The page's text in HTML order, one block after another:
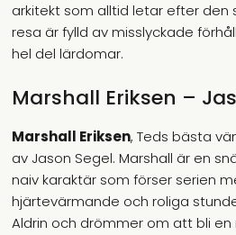
arkitekt som alltid letar efter den
resa är fylld av misslyckade
hel del lärdomar.
Marshall Eriksen –
Marshall Eriksen, Teds bästa
av Jason Segel. Marshall är en
naiv karaktär som förser serien
hjärtevärmande och roliga
Aldrin och drömmer om att bli en